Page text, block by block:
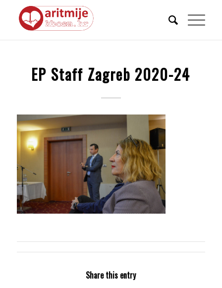
EP Staff Zagreb 2020-24
Share this entry